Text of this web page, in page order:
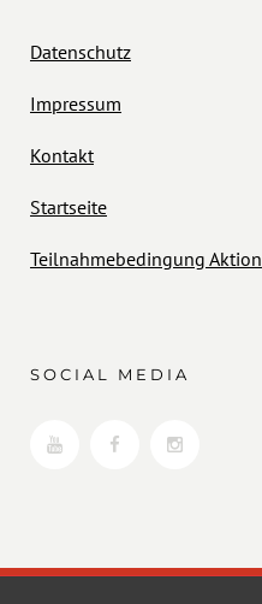
Datenschutz
Impressum
Kontakt
Startseite
Teilnahmebedingung Aktion
SOCIAL MEDIA